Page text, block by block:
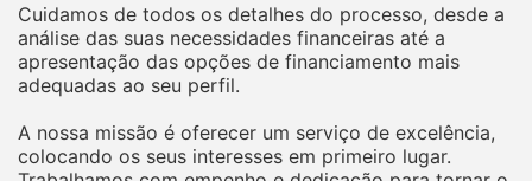
Cuidamos de todos os detalhes do processo, desde a
análise das suas necessidades financeiras até a
apresentação das opções de financiamento mais
adequadas ao seu perfil.
A nossa missão é oferecer um serviço de excelência,
colocando os seus interesses em primeiro lugar.